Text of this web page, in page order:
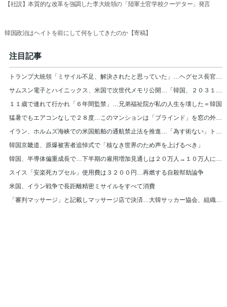
【社説】本質的な改革を強調した李大統領の「陸軍士官学校クーデター」発言
韓国政治はヘイトを前にして何をしてきたのか【寄稿】
注目記事
トランプ大統領「ミサイル不足、解決されたと思っていた」…ヘグセス長官を厳しく叱責
サムスン電子とハイニックス、米国で次世代メモリ公開…「韓国、２０３１年まで首位」
１１歳で連れて行かれ「６年間監禁」…兄弟福祉院が私の人生を壊した＝韓国
猛暑でもエアコンなしで２８度…このマンションは「ブラインド」を窓の外に設置＝韓国
イラン、ホルムズ海峡での米国船舶の通航禁止法を推進…「為す術ない」トランプ大統領
韓国京畿道、原爆被害者追悼式で「核なき世界のため声を上げるべき」
韓国、半導体偏重成長で…下半期の雇用増加見通しは２０万人→１０万人に半減
スイス「安楽死カプセル」使用費は３２００円…再燃する自殺幇助論争
米国、イラン戦争で長距離精密ミサイルをすべて消費
「審判マッサージ」と記載しマッサージ店で決済…大韓サッカー協会、組織的に審判接待